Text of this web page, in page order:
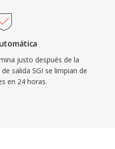
justo después de la
salida SGI se limpian de
en 24 horas.